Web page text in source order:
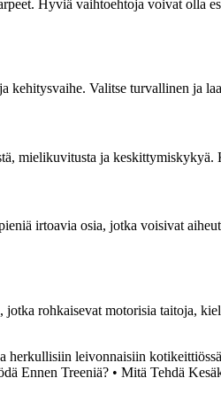
Hyviä vaihtoehtoja voivat
kehitysvaihe. Valitse turvallinen ja
mielikuvitusta ja
irtoavia osia, jotka voisivat
rohkaisevat motorisia taitoja,
herkullisiin leivonnaisiin kotikeittiössä
Ennen Treeniä? • Mitä Tehdä